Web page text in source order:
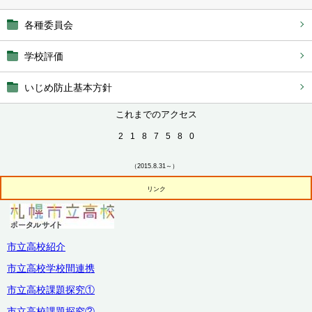
各種委員会
学校評価
いじめ防止基本方針
これまでのアクセス
2 1 8 7 5 8 0
（2015.8.31～）
リンク
市立高校紹介
市立高校学校間連携
市立高校課題探究①